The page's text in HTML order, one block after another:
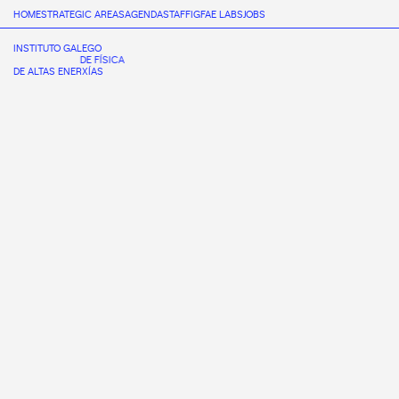
HOMESTRATEGIC AREASAGENDASTAFFIGFAE LABSJOBS
INSTITUTO GALEGO
DE ALTAS ENERXÍAS